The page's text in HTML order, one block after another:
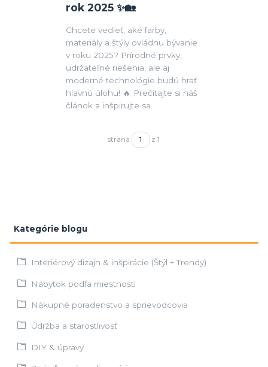
Kategórie blogu
Interiérový dizajn & inšpirácie (Štýl + Trendy)
Nábytok podľa miestnosti
Nákupné poradenstvo a sprievodcovia
Údržba a starostlivosť
DIY & úpravy
rok 2025 ✨🏡
Chcete vedieť, aké farby,
materiály a štýly ovládnu bývanie
v roku 2025? Prírodné prvky,
udržateľné riešenia, ale aj
moderné technológie budú hrať
hlavnú úlohu! 🔥 Prečítajte si náš
článok a inšpirujte sa.
strana z 1